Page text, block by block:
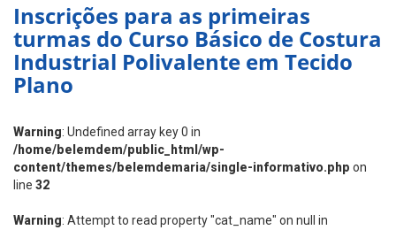
Inscrições para as primeiras
turmas do Curso Básico de Costura
Industrial Polivalente em Tecido
Plano
Warning: Undefined array key 0 in
/home/belemdem/public_html/wp-
content/themes/belemdemaria/single-informativo.php on
line 32
Warning: Attempt to read property "cat_name" on null in